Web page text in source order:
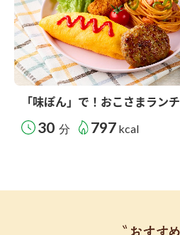
「味ぽん」で！おこさまランチ
30 分 797 kcal